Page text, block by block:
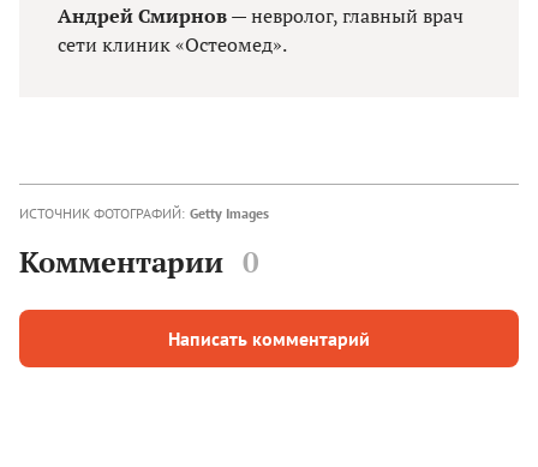
Андрей Смирнов— невролог, главный врач
сети клиник «Остеомед».
ИСТОЧНИК ФОТОГРАФИЙ: Getty Images
Комментарии 0
Написать комментарий